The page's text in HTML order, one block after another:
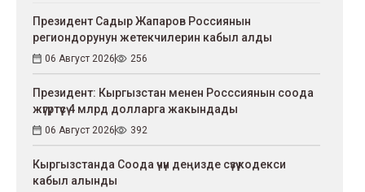
Президент Садыр Жапаров Россиянын
региондорунун жетекчилерин кабыл алды
06 Август 2026 256
Президент: Кыргызстан менен Росссиянын соода
жүгүртүүсү 4 млрд долларга жакындады
06 Август 2026 392
Кыргызстанда Соода үчүн деңизде сүзүү кодекси
кабыл алынды